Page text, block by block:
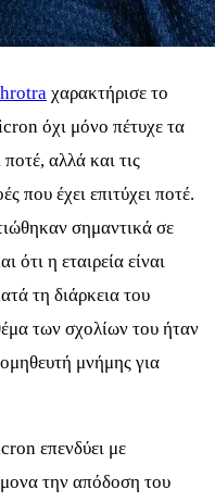
χαρακτήρισε το
όχι μόνο πέτυχε τα
αλλά και τις
που έχει επιτύχει ποτέ.
σημαντικά σε
ότι η εταιρεία είναι
τη διάρκεια του
των σχολίων του ήταν
μνήμης για
επενδύει με
την απόδοση του